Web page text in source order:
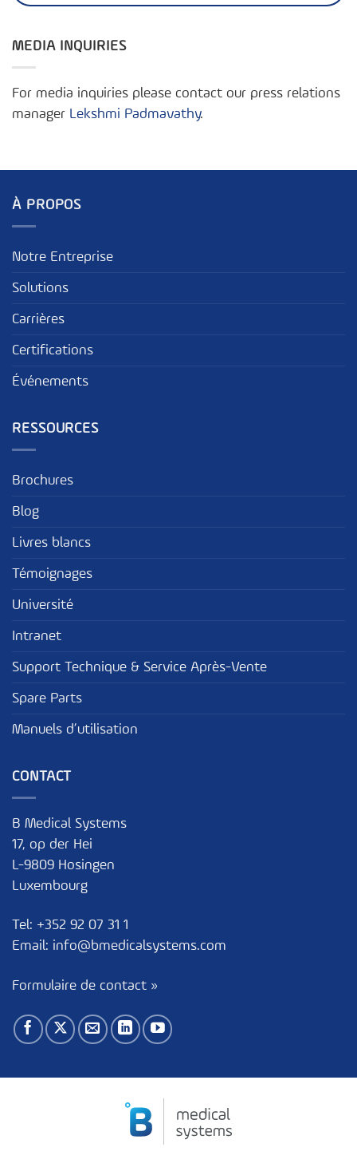
MEDIA INQUIRIES
For media inquiries please contact our press relations
manager Lekshmi Padmavathy.
À PROPOS
Notre Entreprise
Solutions
Carrières
Certifications
Événements
RESSOURCES
Brochures
Blog
Livres blancs
Témoignages
Université
Intranet
Support Technique & Service Après-Vente
Spare Parts
Manuels d’utilisation
CONTACT
B Medical Systems
17, op der Hei
L-9809 Hosingen
Luxembourg
Tel: +352 92 07 31 1
Email: info@bmedicalsystems.com
Formulaire de contact »